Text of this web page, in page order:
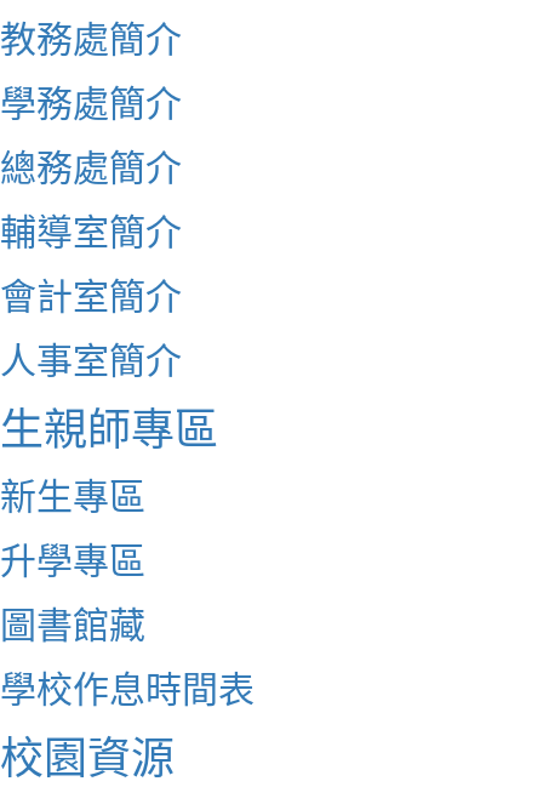
教務處簡介
學務處簡介
總務處簡介
輔導室簡介
會計室簡介
人事室簡介
生親師專區
新生專區
升學專區
圖書館藏
學校作息時間表
校園資源